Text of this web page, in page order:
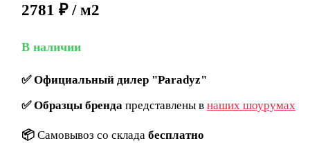
2781 ₽ / м2
В наличии
✅Официальный дилер "Paradyz"
✅Образцы брендапредставлены в наших шоурумах
📦 Самовывоз со склада бесплатно